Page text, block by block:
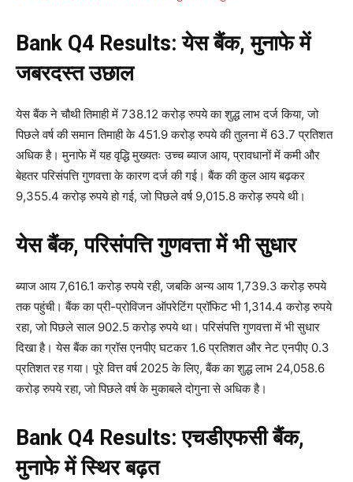
Bank Q4 Results: येस बैंक, मुनाफे में
जबरदस्त उछाल
येस बैंक ने चौथी तिमाही में 738.12 करोड़ रुपये का शुद्ध लाभ दर्ज किया, जो
पिछले वर्ष की समान तिमाही के 451.9 करोड़ रुपये की तुलना में 63.7 प्रतिशत
अधिक है। मुनाफे में यह वृद्धि मुख्यतः उच्च ब्याज आय, प्रावधानों में कमी और
बेहतर परिसंपत्ति गुणवत्ता के कारण दर्ज की गई। बैंक की कुल आय बढ़कर
9,355.4 करोड़ रुपये हो गई, जो पिछले वर्ष 9,015.8 करोड़ रुपये थी।
येस बैंक, परिसंपत्ति गुणवत्ता में भी सुधार
ब्याज आय 7,616.1 करोड़ रुपये रही, जबकि अन्य आय 1,739.3 करोड़ रुपये
तक पहुंची। बैंक का प्री-प्रोविजन ऑपरेटिंग प्रॉफिट भी 1,314.4 करोड़ रुपये
रहा, जो पिछले साल 902.5 करोड़ रुपये था। परिसंपत्ति गुणवत्ता में भी सुधार
दिखा है। येस बैंक का ग्रॉस एनपीए घटकर 1.6 प्रतिशत और नेट एनपीए 0.3
प्रतिशत रह गया। पूरे वित्त वर्ष 2025 के लिए, बैंक का शुद्ध लाभ 24,058.6
करोड़ रुपये रहा, जो पिछले वर्ष के मुकाबले दोगुना से अधिक है।
Bank Q4 Results: एचडीएफसी बैंक,
मुनाफे में स्थिर बढ़त